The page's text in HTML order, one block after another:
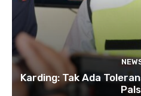
Karding: Tak Ada